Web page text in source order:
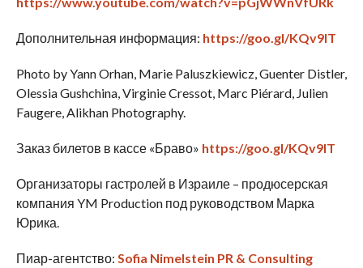
Дополнительная информация: https://goo.gl/KQv9IT
Photo by Yann Orhan, Marie Paluszkiewicz, Guenter Distler,
Olessia Gushchina, Virginie Cressot, Marc Piérard, Julien
Faugere, Alikhan Photography.
Заказ билетов в кассе «Браво» https://goo.gl/KQv9IT
Организаторы гастролей в Израиле – продюсерская
компания YM Production под руководством Марка
Юрика.
Пиар-агентство: Sofia Nimelstein PR & Consulting